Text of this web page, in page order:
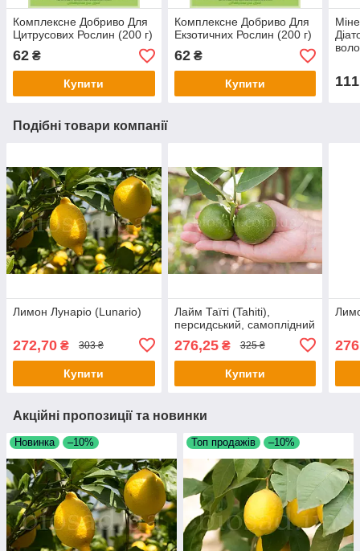
Комплексне Добриво Для
Цитрусових Рослин (200 г)
62 ₴
Купити
Комплексне Добриво Для
Екзотичних Рослин (200 г)
62₴
Купити 111
Подібні товари компанії
Лимон Лунаріо (Lunario)
272,70 ₴ 303 ₴
Купити
Лайм Таїті (Tahiti),
персидський, самоплідний
276,25₴ 325 ₴
Купити
Акційні пропозиції та новинки
Новинка –10% Топ продажів –10%